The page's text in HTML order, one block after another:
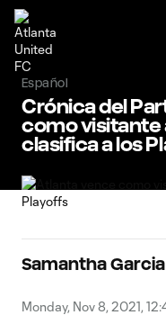
Español
Crónica del
como visitante
clasifica a los
Samantha Garcia
Monday, Nov 8, 2021,